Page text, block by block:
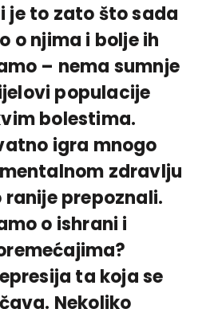
je to zato što sada
o njima i bolje ih
– nema sumnje
populacije
bolestima.
igra mnogo
zdravlju
ranije prepoznali.
o ishrani i
ta koja se
Nekoliko